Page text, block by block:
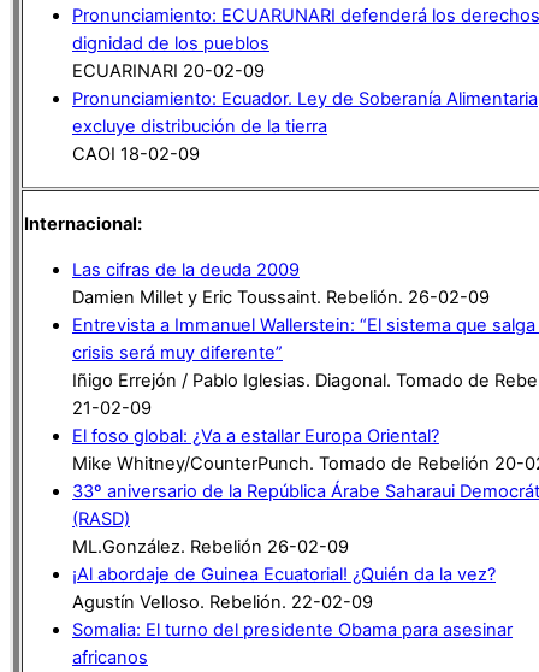
Pronunciamiento: ECUARUNARI defenderá los
dignidad de los pueblos
ECUARINARI 20-02-09
Pronunciamiento: Ecuador. Ley de Soberanía Alimentaria
excluye distribución de la tierra
CAOI 18-02-09
Internacional:
Las cifras de la deuda 2009
Damien Millet y Eric Toussaint. Rebelión. 26-02-09
Entrevista a Immanuel Wallerstein: “El sistema que
crisis será muy diferente”
Iñigo Errejón / Pablo Iglesias. Diagonal. Tomado de
21-02-09
El foso global: ¿Va a estallar Europa Oriental?
Mike Whitney/CounterPunch. Tomado de Rebelión 20-
33º aniversario de la República Árabe Saharaui
(RASD)
ML.González. Rebelión 26-02-09
¡Al abordaje de Guinea Ecuatorial! ¿Quién da la vez?
Agustín Velloso. Rebelión. 22-02-09
Somalia: El turno del presidente Obama para asesinar
africanos